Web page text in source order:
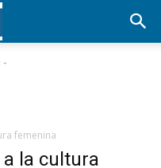
-
femenina
la cultura